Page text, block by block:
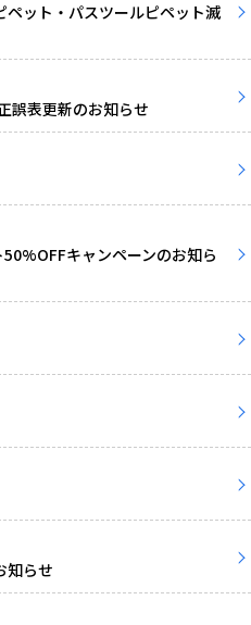
ット・パスツールピペット滅
誤表更新のお知らせ
キャンペーンのお知ら
知らせ